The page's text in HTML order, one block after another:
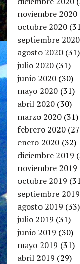
noviembre 2020
octubre 2020
septiembre 2020
agosto 2020(31)
julio 2020(31)
junio 2020(30)
mayo 2020(31)
abril 2020(30)
marzo 2020(31)
febrero 2020
enero 2020(32)
diciembre 2019
noviembre 2019
octubre 2019
septiembre 2019
agosto 2019 (33)
julio 2019 (31)
junio 2019 (30)
mayo 2019 (31)
abril 2019 (29)